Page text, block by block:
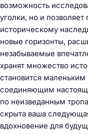
возможность
уголки, но и
историческому
новые горизонты,
незабываемые
хранят множество
становится
соединяющим
по неизведанным
скрыта ваша
вдохновение для